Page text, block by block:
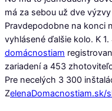
má za sebou už dve
Pravdepodobne na konci
vyhlásené ďalšie kolo. K
domácnostiam
zariadení a 453
Pre necelých 3 300
ZelenaDomacnostiam.sk/